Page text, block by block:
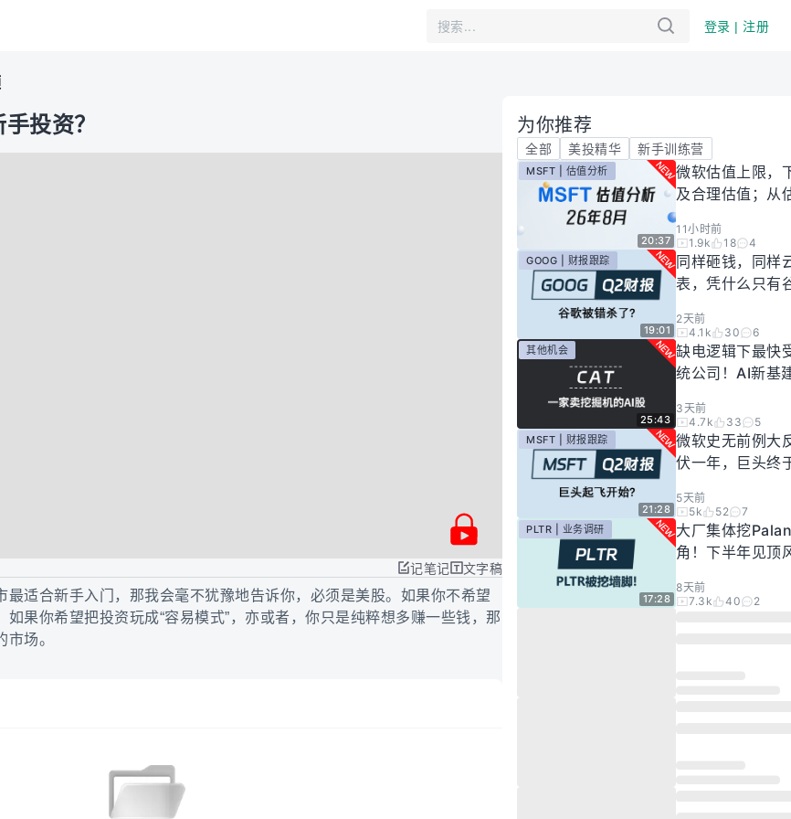
投资？
记笔记
文字稿
最适合新手入门，那我会毫不犹豫地告诉你，必须是美股。如果你不希望
果你希望把投资玩成“容易模式”，亦或者，你只是纯粹想多赚一些钱，那
场。
为你推荐
全部 美投精华 新手训练营
20:37
MSFT | 估值分析
微软估值上限，
及合理估值；从
年8月
11小时前
1.9k
18 4
19:01
GOOG | 财报跟踪
同样砸钱，同样
表，凭什么只有
你谷歌真正的投
有多高！
2天前
4.1k
30 6
25:43
其他机会
缺电逻辑下最快
统公司！AI新基
3天前
4.7k
33 5
21:28
MSFT | 财报跟踪
微软史无前例大
伏一年，巨头终
5天前
5k
52 7
17:28
PLTR | 业务调研
大厂集体挖
角！下半年见顶
还要投资吗？
8天前
7.3k
40 2
登录 | 注册